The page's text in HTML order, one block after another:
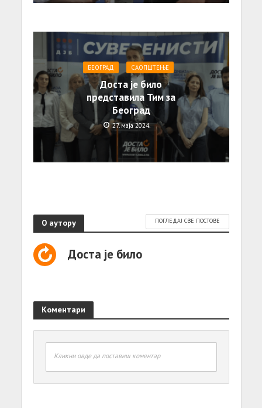
БЕОГРАД САОПШТЕЊE
Доста је било
представила Тим за
Београд
27. маја 2024.
О аутору ПОГЛЕДАЈ СВЕ ПОСТОВЕ
Доста је било
Коментари
Кликни овде да поставиш коментар